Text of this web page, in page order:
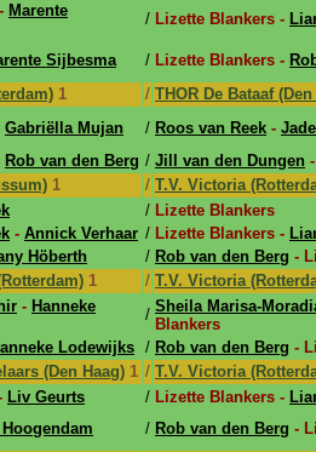
- Marente
/ Lizette Blankers -
Sijbesma / Lizette Blankers -
1 / THOR De Bataaf (Den
Gabriëlla Mujan / Roos van Reek -
Rob van den Berg / Jill van den Dungen
1 / T.V. Victoria
/ Lizette Blankers
- Annick Verhaar / Lizette Blankers -
Höberth / Rob van den Berg -
1 / T.V. Victoria
- Hanneke
/ Sheila Marisa-
Blankers
Lodewijks / Rob van den Berg -
(Den Haag) 1 / T.V. Victoria
Liv Geurts / Lizette Blankers -
/ Rob van den Berg -